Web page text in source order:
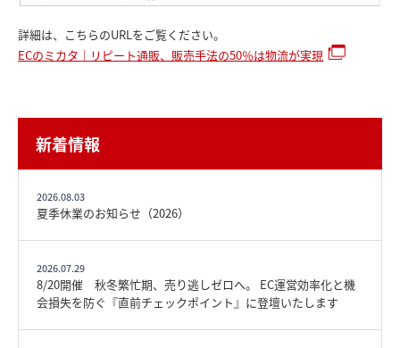
詳細は、こちらのURLをご覧ください。
ECのミカタ｜リピート通販、販売手法の50％は物流が実現
新着情報
2026.08.03
夏季休業のお知らせ（2026）
2026.07.29
8/20開催 秋冬繁忙期、売り逃しゼロへ。 EC運営効率化と機
会損失を防ぐ『直前チェックポイント』に登壇いたします